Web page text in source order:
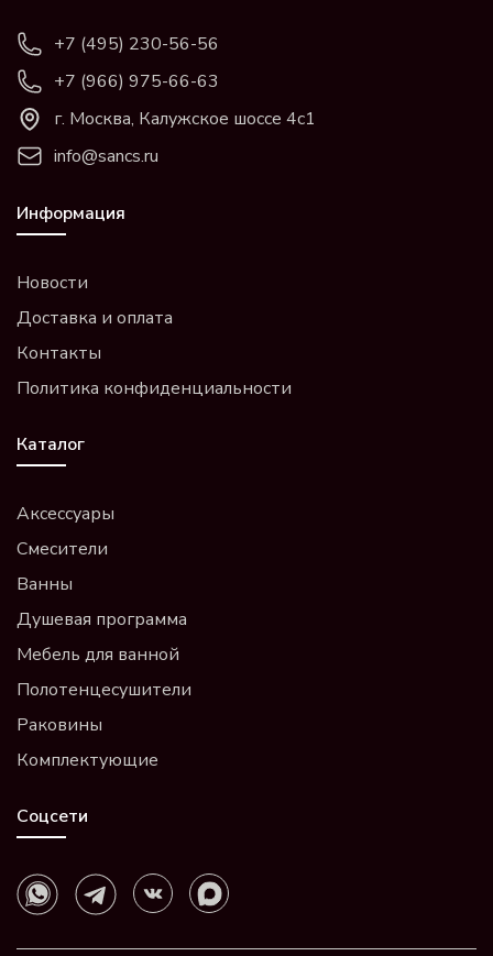
+7 (495) 230-56-56
+7 (966) 975-66-63
г. Москва, Калужское шоссе 4с1
info@sancs.ru
Информация
Новости
Доставка и оплата
Контакты
Политика конфиденциальности
Каталог
Аксессуары
Смесители
Ванны
Душевая программа
Мебель для ванной
Полотенцесушители
Раковины
Комплектующие
Соцсети